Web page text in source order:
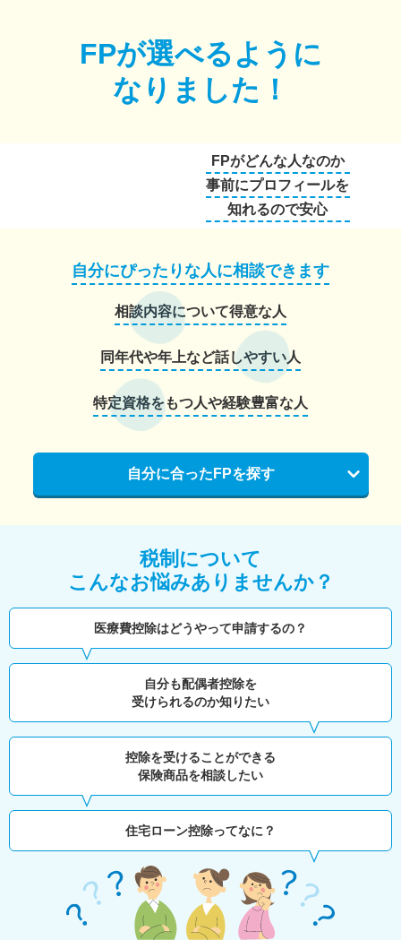
FPが選べるように
なりました！
FPがどんな人なのか
事前にプロフィールを
知れるので安心
自分にぴったりな人に相談できます
相談内容について得意な人
同年代や年上など話しやすい人
特定資格をもつ人や経験豊富な人
自分に合ったFPを探す
税制について
こんなお悩みありませんか？
医療費控除はどうやって申請するの？
自分も配偶者控除を
受けられるのか知りたい
控除を受けることができる
保険商品を相談したい
住宅ローン控除ってなに？